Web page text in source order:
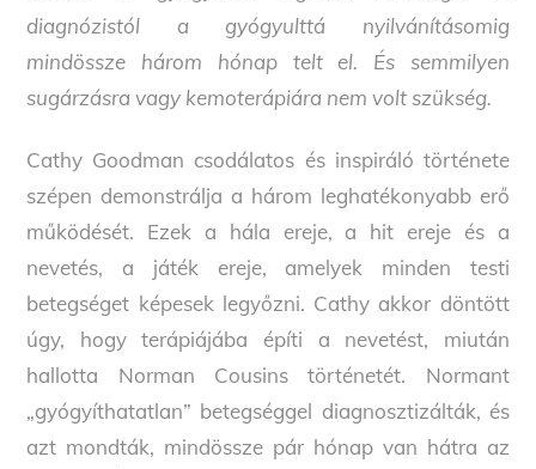
diagnózistól a gyógyulttá nyilvánításomig
mindössze három hónap telt el. És semmilyen
sugárzásra vagy kemoterápiára nem volt szükség.
Cathy Goodman csodálatos és inspiráló története
szépen demonstrálja a három leghatékonyabb erő
működését. Ezek a hála ereje, a hit ereje és a
nevetés, a játék ereje, amelyek minden testi
betegséget képesek legyőzni. Cathy akkor döntött
úgy, hogy terápiájába építi a nevetést, miután
hallotta Norman Cousins történetét. Normant
„gyógyíthatatlan” betegséggel diagnosztizálták, és
azt mondták, mindössze pár hónap van hátra az